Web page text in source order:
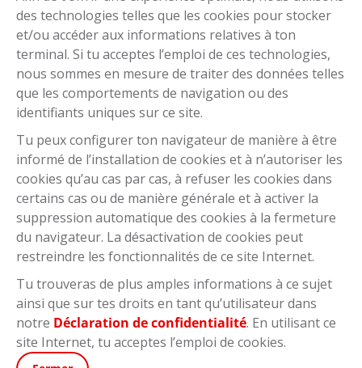
Téléchargements
Modes d'emploi Hyena
FAZUA Quick Guide
Shimano Steps System
Manuel d'utilisation Enviolo
Mode d'emploi & garantie
Contrôle pivot de fourche
Modes d'emploi accessoires
Accessoires pour vélos
Casques et Protections
Éclairages
Supernova Gants Sacoches et Paniers (par exemple Brooks)
par exemple des marques
Selle Royal Topeak Supernova Schwalbe Giant Brooks Racktime
Basil
des technologies telles que les cookies pour stocker
et/ou accéder aux informations relatives à ton
terminal. Si tu acceptes l’emploi de ces technologies,
nous sommes en mesure de traiter des données telles
que les comportements de navigation ou des
identifiants uniques sur ce site.
Tu peux configurer ton navigateur de manière à être
informé de l’installation de cookies et à n’autoriser les
cookies qu’au cas par cas, à refuser les cookies dans
certains cas ou de manière générale et à activer la
suppression automatique des cookies à la fermeture
du navigateur. La désactivation de cookies peut
restreindre les fonctionnalités de ce site Internet.
Tu trouveras de plus amples informations à ce sujet
ainsi que sur tes droits en tant qu’utilisateur dans
notre Déclaration de confidentialité. En utilisant ce
site Internet, tu acceptes l’emploi de cookies.